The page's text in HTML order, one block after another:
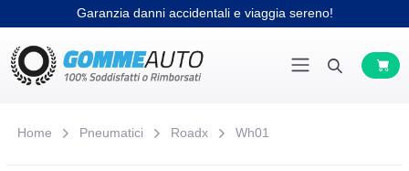
Garanzia danni accidentali e viaggia sereno!
Home Pneumatici Roadx Wh01